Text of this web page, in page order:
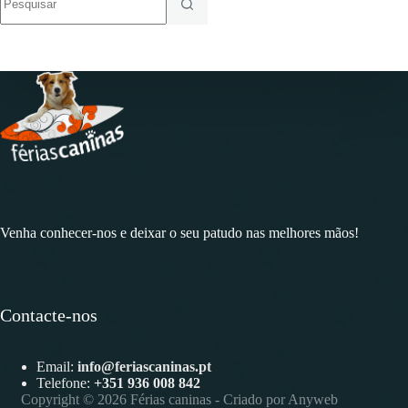
resultados
Venha conhecer-nos e deixar o seu patudo nas melhores mãos!
Contacte-nos
Email: info@feriascaninas.pt
Telefone: +351 936 008 842
Copyright © 2026 Férias caninas - Criado por Anyweb